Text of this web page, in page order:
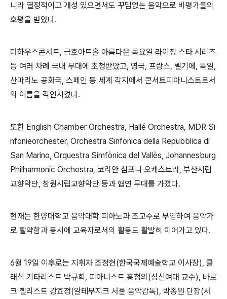
니라 열정적이고 개성 있으면서도 꾸밈없는 음악으로 비평가들의
호평을 받았다.
더하우스콘서트, 금호아트홀 아름다운 목요일 라이징 스타 시리즈
등 여러 차례 국내 무대에 초청받았고, 영국, 프랑스, 벨기에 , 독일,
산마리노 공화국, 스페인 등 세계 각지에서 콘서트피아니스트로서
의 이름을 각인시켰다.
또한 English Chamber Orchestra, Hallé Orchestra, MDR Si
nfonieorchester, Orchestra Sinfonica della Repubblica di
San Marino, Orquestra Simfònica del Vallès, Johannesburg
Philharmonic Orchestra, 코리안 심포니 오케스트라, 부산시립
교향악단, 창원시립교향악단 등과 협연 무대를 가졌다.
현재는 한양대학교 음악대학 피아노과 조교수로 부임하여 음악가
로 활약함과 동시에 교육자로서의 활동도 활발히 이어가고 있다.
6월 19일 이후로는 지휘자 조정현(한국국제예술학교 이사장), 클
래식 기타리스트 박규희 , 피아니스트 홍청의 (성신여대 교수), 바로
크 첼리스트 강효정(알테무지크 서울 음악감독), 박종원 단장(서